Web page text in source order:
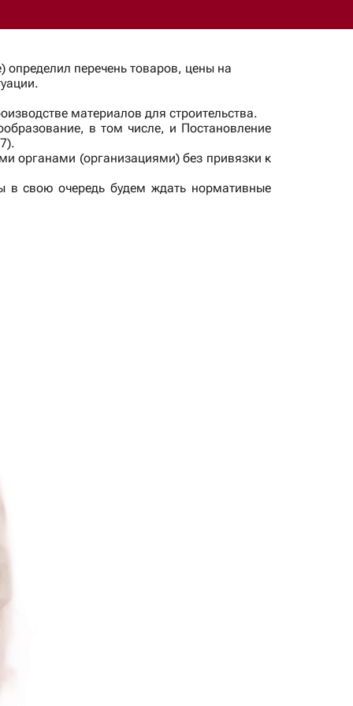
перечень товаров, цены на
материалов для строительства.
в том числе, и Постановление
органами (организациями) без привязки к
в свою очередь будем ждать нормативные